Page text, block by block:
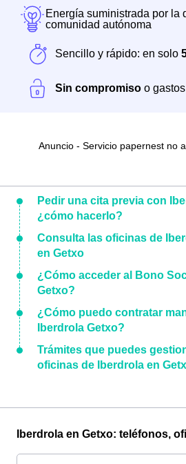
Energía suministrada por la
comunidad autónoma
Sencillo y rápido: en solo
Sin compromiso o
Anuncio - Servicio papernest no
Pedir una cita previa con
¿cómo hacerlo?
Consulta las oficinas de
en Getxo
¿Cómo acceder al Bono
Getxo?
¿Cómo puedo contratar
Iberdrola Getxo?
Trámites que puedes
oficinas de Iberdrola en
Iberdrola en Getxo: teléfonos,